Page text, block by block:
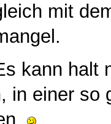
mit
kann halt
in einer so